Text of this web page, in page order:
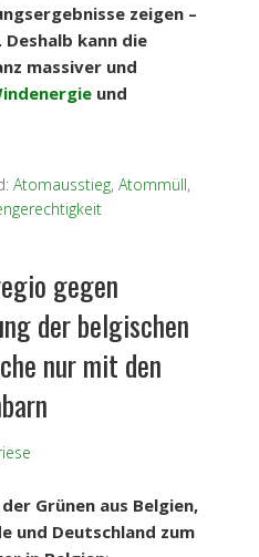
zeigen –
kann die
massiver und
und
Atomausstieg, Atommüll,
gegen
der belgischen
nur mit den
Grünen aus Belgien,
und Deutschland zum